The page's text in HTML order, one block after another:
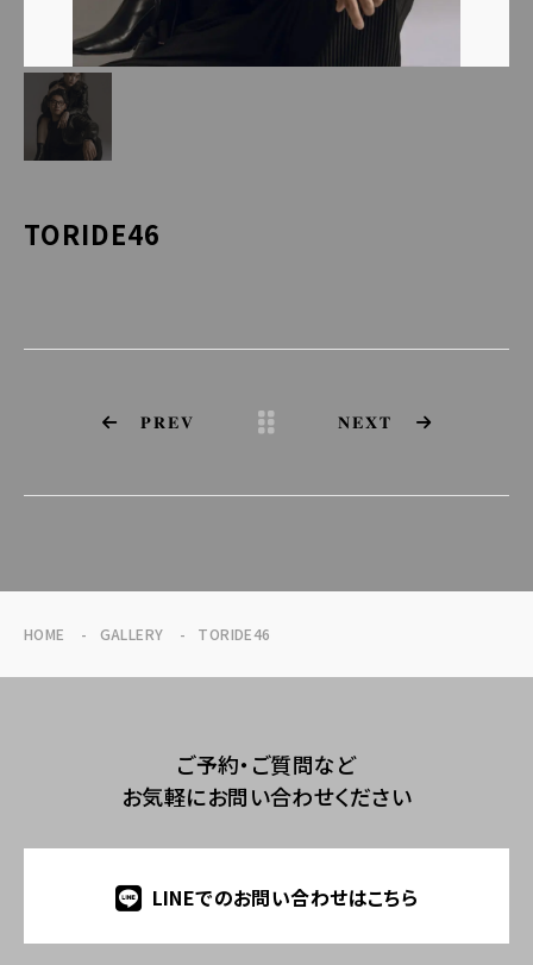
TORIDE46
PREV NEXT
HOME GALLERY TORIDE46
ご予約・ご質問など
お気軽にお問い合わせください
LINEでのお問い合わせはこちら